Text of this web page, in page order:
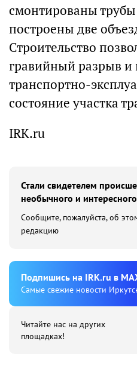
смонтированы
построены две
Строительство
гравийный разрыв и
транспортно-
состояние участка
IRK.ru
Стали свидетелем
необычного и
Сообщите, пожалуйста, об
редакцию
Подпишиcь на IRK.ru в
Cамые свежие новости
Читайте нас на других
площадках!